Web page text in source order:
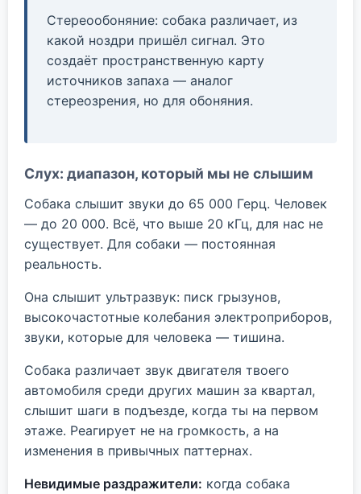
Стереообоняние: собака различает, из
какой ноздри пришёл сигнал. Это
создаёт пространственную карту
источников запаха — аналог
стереозрения, но для обоняния.
Слух: диапазон, который мы не слышим
Собака слышит звуки до 65 000 Герц. Человек
— до 20 000. Всё, что выше 20 кГц, для нас не
существует. Для собаки — постоянная
реальность.
Она слышит ультразвук: писк грызунов,
высокочастотные колебания электроприборов,
звуки, которые для человека — тишина.
Собака различает звук двигателя твоего
автомобиля среди других машин за квартал,
слышит шаги в подъезде, когда ты на первом
этаже. Реагирует не на громкость, а на
изменения в привычных паттернах.
Невидимые раздражители: когда собака